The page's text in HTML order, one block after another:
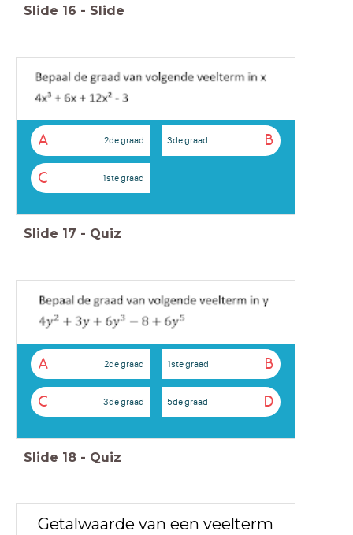
Slide 16 - Slide
A 2de graad B
3de graad
C 1ste graad
Slide 17 - Quiz
A 2de graad B
1ste graad
C 3de graad D
5de graad
Slide 18 - Quiz
Getalwaarde van een veelterm